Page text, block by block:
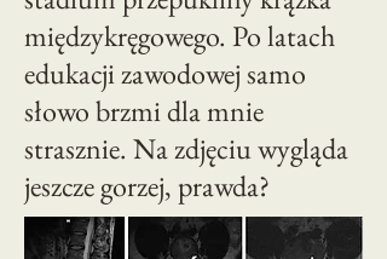
międzykręgowego. Po latach
edukacji zawodowej samo
słowo brzmi dla mnie
strasznie. Na zdjęciu wygląda
jeszcze gorzej, prawda?